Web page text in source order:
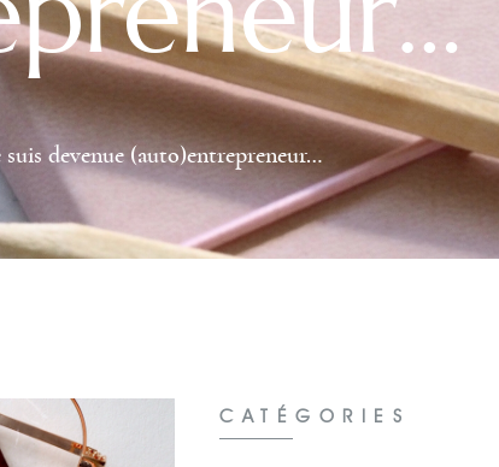
suis devenue (auto)entrepreneur…
CATÉGORIES